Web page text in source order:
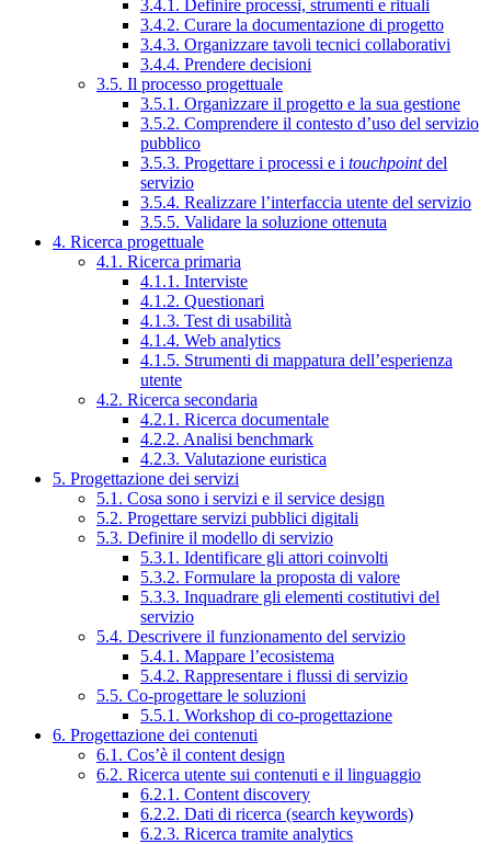
3.4.1. Definire processi, strumenti e rituali
3.4.2. Curare la documentazione di progetto
3.4.3. Organizzare tavoli tecnici collaborativi
3.4.4. Prendere decisioni
3.5. Il processo progettuale
3.5.1. Organizzare il progetto e la sua gestione
3.5.2. Comprendere il contesto d’uso del servizio
pubblico
3.5.3. Progettare i processi e i touchpointdel
servizio
3.5.4. Realizzare l’interfaccia utente del servizio
3.5.5. Validare la soluzione ottenuta
4. Ricerca progettuale
4.1. Ricerca primaria
4.1.1. Interviste
4.1.2. Questionari
4.1.3. Test di usabilità
4.1.4. Web analytics
4.1.5. Strumenti di mappatura dell’esperienza
utente
4.2. Ricerca secondaria
4.2.1. Ricerca documentale
4.2.2. Analisi benchmark
4.2.3. Valutazione euristica
5. Progettazione dei servizi
5.1. Cosa sono i servizi e il service design
5.2. Progettare servizi pubblici digitali
5.3. Definire il modello di servizio
5.3.1. Identificare gli attori coinvolti
5.3.2. Formulare la proposta di valore
5.3.3. Inquadrare gli elementi costitutivi del
servizio
5.4. Descrivere il funzionamento del servizio
5.4.1. Mappare l’ecosistema
5.4.2. Rappresentare i flussi di servizio
5.5. Co-progettare le soluzioni
5.5.1. Workshop di co-progettazione
6. Progettazione dei contenuti
6.1. Cos’è il content design
6.2. Ricerca utente sui contenuti e il linguaggio
6.2.1. Content discovery
6.2.2. Dati di ricerca (search keywords)
6.2.3. Ricerca tramite analytics